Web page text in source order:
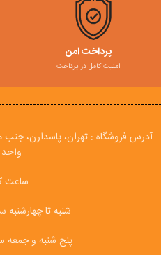
پرداخت امن
امنیت کامل در پرداخت
آدرس فروشگاه : تهران، پاسدارن، جنب
واحد ۱۰۱
ساعت
شنبه تا چهارشنبه ساعت
پنج شنبه و جمعه ساعت